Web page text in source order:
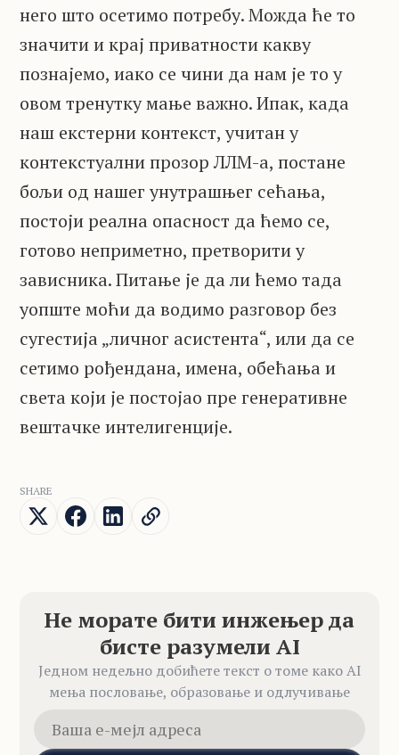
него што осетимо потребу. Можда ће то
значити и крај приватности какву
познајемо, иако се чини да нам је то у
овом тренутку мање важно. Ипак, када
наш екстерни контекст, учитан у
контекстуални прозор ЛЛМ-а, постане
бољи од нашег унутрашњег сећања,
постоји реална опасност да ћемо се,
готово неприметно, претворити у
зависника. Питање је да ли ћемо тада
уопште моћи да водимо разговор без
сугестија „личног асистента“, или да се
сетимо рођендана, имена, обећања и
света који је постојао пре генеративне
вештачке интелигенције.
SHARE
Не морате бити инжењер да
бисте разумели AI
Једном недељно добићете текст о томе како AI
мења пословање, образовање и одлучивање